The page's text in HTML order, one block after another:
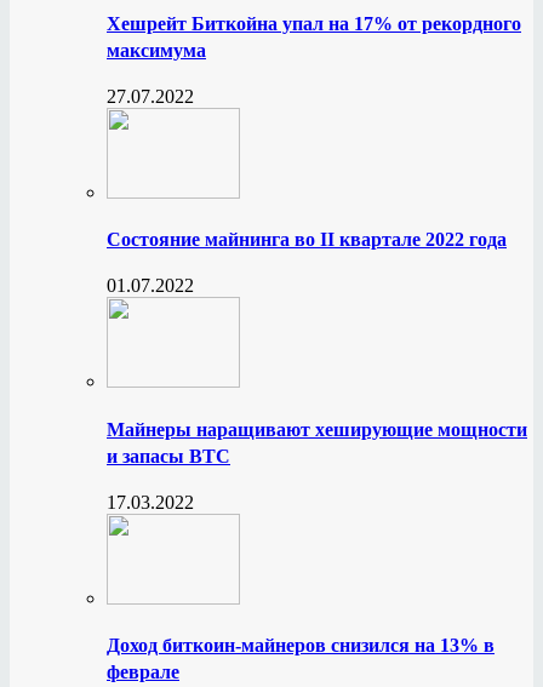
Хешрейт Биткойна упал на 17% от рекордного
максимума
27.07.2022
Состояние майнинга во II квартале 2022 года
01.07.2022
Майнеры наращивают хеширующие мощности
и запасы BTC
17.03.2022
Доход биткоин-майнеров снизился на 13% в
феврале